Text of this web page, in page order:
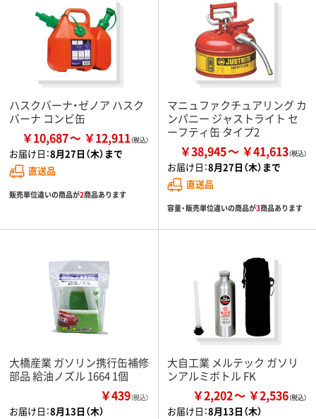
ハスクバーナ・ゼノア ハスク
バーナ コンビ缶
￥10,687 ￥12,911
お届け日：8月27日（木）まで
直送品
販売単位違いの商品が2商品あります
マニュファクチュアリング カ
ンパニー ジャストライト セ
ーフティ缶 タイプ2
￥38,945 ￥41,613
お届け日：8月27日（木）まで
直送品
容量・販売単位違いの商品が3商品あります
大橋産業 ガソリン携行缶補修
部品 給油ノズル 1664 1個
￥439（税込）
お届け日：8月13日（木）
大自工業 メルテック ガソリ
ンアルミボトル FK
￥2,202 ￥2,536
お届け日：8月13日（木）